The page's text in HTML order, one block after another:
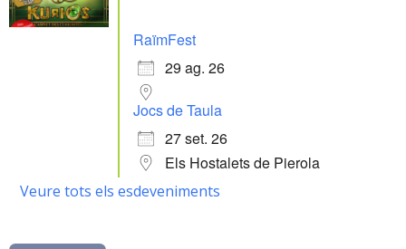
RaïmFest
29 ag. 26
Jocs de Taula
27 set. 26
Els Hostalets de Pierola
Veure tots els esdeveniments